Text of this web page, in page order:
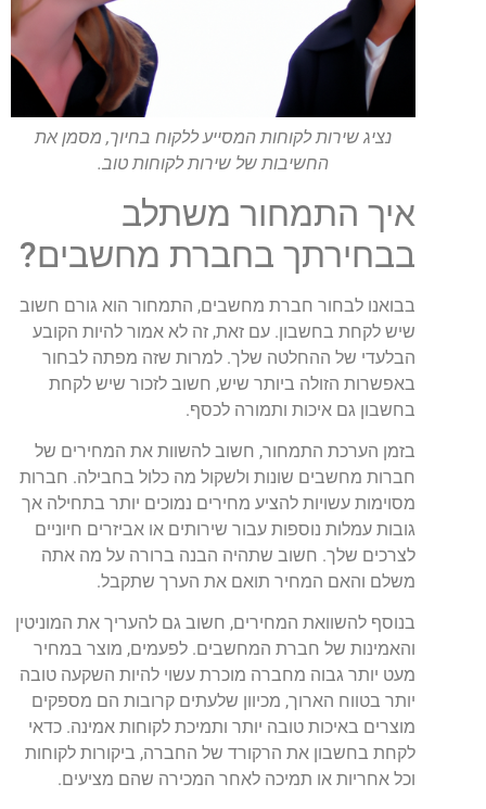
נציג שירות לקוחות המסייע ללקוח בחיוך, מסמן את
החשיבות של שירות לקוחות טוב.
איך התמחור משתלב
בבחירתך בחברת מחשבים?
בבואנו לבחור חברת מחשבים, התמחור הוא גורם חשוב
שיש לקחת בחשבון. עם זאת, זה לא אמור להיות הקובע
הבלעדי של ההחלטה שלך. למרות שזה מפתה לבחור
באפשרות הזולה ביותר שיש, חשוב לזכור שיש לקחת
בחשבון גם איכות ותמורה לכסף.
בזמן הערכת התמחור, חשוב להשוות את המחירים של
חברות מחשבים שונות ולשקול מה כלול בחבילה. חברות
מסוימות עשויות להציע מחירים נמוכים יותר בתחילה אך
גובות עמלות נוספות עבור שירותים או אביזרים חיוניים
לצרכים שלך. חשוב שתהיה הבנה ברורה על מה אתה
משלם והאם המחיר תואם את הערך שתקבל.
בנוסף להשוואת המחירים, חשוב גם להעריך את המוניטין
והאמינות של חברת המחשבים. לפעמים, מוצר במחיר
מעט יותר גבוה מחברה מוכרת עשוי להיות השקעה טובה
יותר בטווח הארוך, מכיוון שלעתים קרובות הם מספקים
מוצרים באיכות טובה יותר ותמיכת לקוחות אמינה. כדאי
לקחת בחשבון את הרקורד של החברה, ביקורות לקוחות
וכל אחריות או תמיכה לאחר המכירה שהם מציעים.